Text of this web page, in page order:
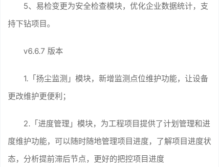
5、易检变更为安全检查模块，优化企业数据统计，支
持下钻项目。
v6.6.7 版本
1.「扬尘监测」模块，新增监测点位维护功能，让设备
更改维护更便利；
2.「进度管理」模块，为工程项目提供了计划管理和进
度维护功能，可以随时随地管理项目进度，了解项目进度状
态，分析提前滞后节点，更好的把控项目进度